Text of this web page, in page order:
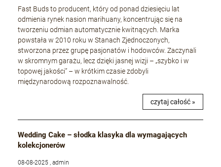
Fast Buds to producent, który od ponad dziesięciu lat
odmienia rynek nasion marihuany, koncentrując się na
tworzeniu odmian automatycznie kwitnących. Marka
powstała w 2010 roku w Stanach Zjednoczonych,
stworzona przez grupę pasjonatów i hodowców. Zaczynali
w skromnym garażu, lecz dzięki jasnej wizji – „szybko i w
topowej jakości” – w krótkim czasie zdobyli
międzynarodową rozpoznawalność.
czytaj całość »
Wedding Cake – słodka klasyka dla wymagających
kolekcjonerów
08-08-2025 , admin